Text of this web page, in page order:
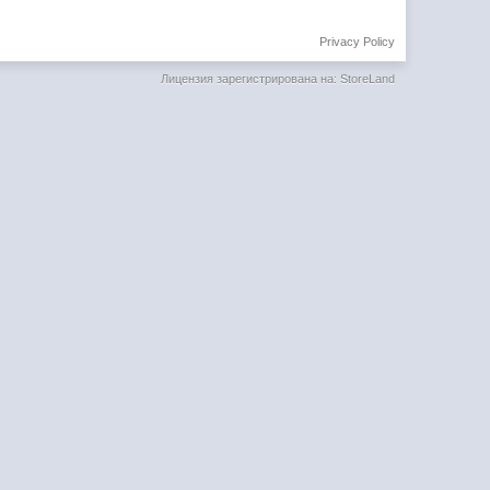
Privacy Policy
Лицензия зарегистрирована на: StoreLand